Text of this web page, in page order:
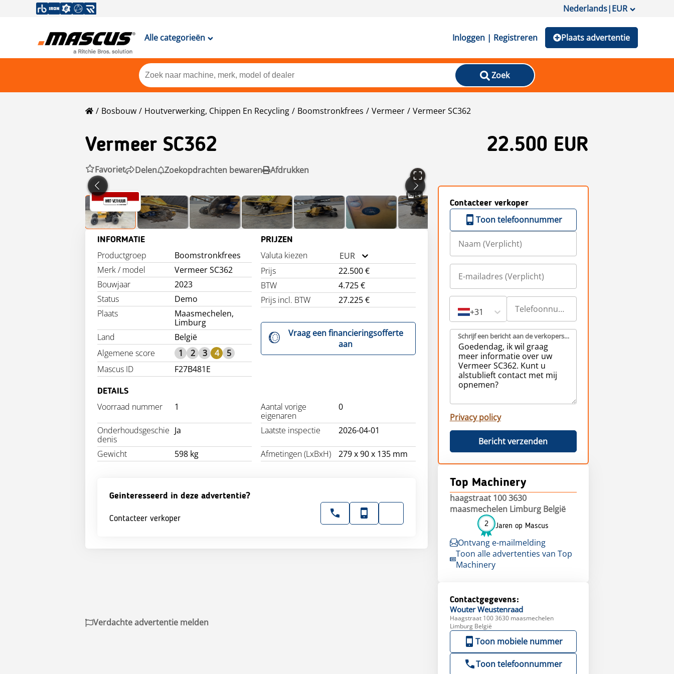
Nederlands|EUR
Alle categorieën Inloggen | Registreren Plaats advertentie
Zoek
Bosbouw Houtverwerking, Chippen En Recycling Boomstronkfrees Vermeer Vermeer SC362
Vermeer SC362 22.500 EUR
Favoriet Delen Zoekopdrachten bewaren Afdrukken
14
INFORMATIE
Productgroep
Boomstronkfrees
Merk / model
Vermeer SC362
Bouwjaar
2023
Status
Demo
Plaats
Maasmechelen,
Limburg
Land
België
Algemene score
1 2 3 4
5
Mascus ID
F27B481E
PRIJZEN
Valuta kiezen
EUR
Prijs
22.500 €
BTW
4.725 €
Prijs incl. BTW
27.225 €
Vraag een financieringsofferte
aan
DETAILS
Voorraad nummer 1
Aantal vorige
eigenaren
0
Onderhoudsgeschie
denis
Ja Laatste inspectie 2026-04-01
Gewicht 598 kg Afmetingen (LxBxH) 279 x 90 x 135 mm
Geinteresseerd in deze advertentie?
Contacteer verkoper
Contacteer verkoper
Toon telefoonnummer
+31
Schrijf een bericht aan de verkopers (Verplicht)
Privacy policy
Bericht verzenden
Top Machinery
haagstraat 100 3630
maasmechelen Limburg België
2 Jaren op Mascus
Ontvang e-mailmelding
Toon alle advertenties van Top
Machinery
Contactgegevens:
Wouter Weustenraad
Haagstraat 100 3630 maasmechelen
Limburg België
Toon mobiele nummer
Toon telefoonnummer
Verdachte advertentie melden